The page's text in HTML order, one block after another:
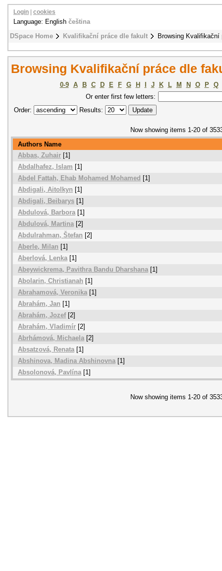
DSpace Home Kvalifikační práce dle fakult Browsing
Login cookies
Language: English čeština
Browsing Kvalifikační práce dle
0-9 A B C D E F G H J K L M N O P
Q
Or enter first few letters:
Order:
Results:
Now showing items 1-20 of
Authors Name
Abbas, Zuhair [1]
Abdalhafez, Islam [1]
Abdel Fattah, Ehab Mohamed Mohamed [1]
Abdigali, Aitolkyn [1]
Abdigali, Beibarys [1]
Abdulová, Barbora[1]
Abdulová, Martina [2]
Abdulrahman, Štefan [2]
Aberle, Milan [1]
Aberlová, Lenka[1]
Abeywickrema, Pavithra Bandu Dharshana [1]
Abolarin, Christianah [1]
Abrahamová, Veronika [1]
Abrahám, Jan [1]
Abrahám, Jozef[2]
Abrahám, Vladimír [2]
Abrhámová, Michaela [2]
Absatzová, Renata[1]
Abshinova, Madina Abshinovna [1]
Absolonová, Pavlína[1]
Now showing items 1-20 of